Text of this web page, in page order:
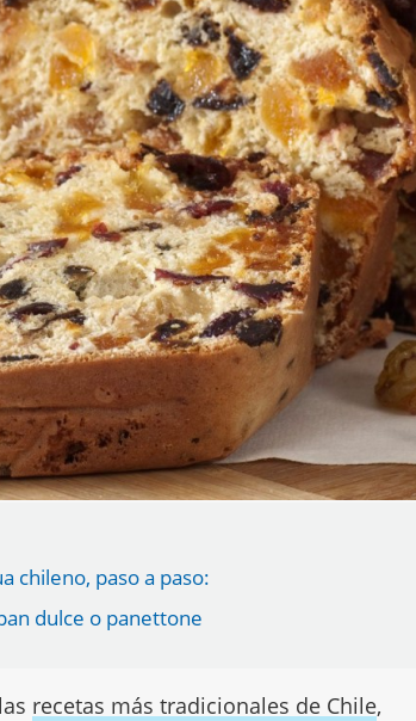
chileno, paso a paso:
dulce o panettone
recetas más tradicionales de Chile,